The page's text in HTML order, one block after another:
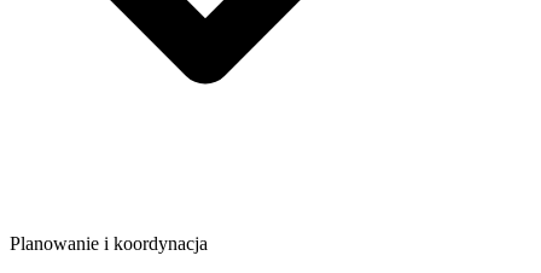
Planowanie i koordynacja